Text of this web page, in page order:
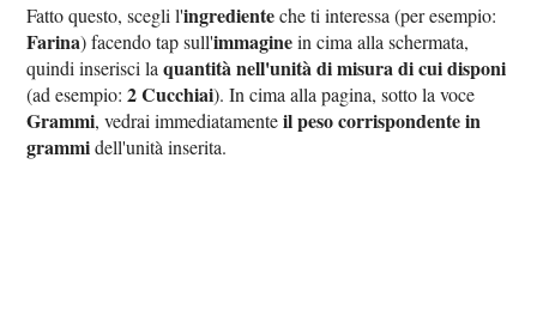
Fatto questo, scegli l'ingredienteche ti interessa (per esempio:
Farina) facendo tap sull'immaginein cima alla schermata,
quindi inserisci laquantità nell'unità di misura di cui disponi
(ad esempio:2 Cucchiai). In cima alla pagina, sotto la voce
Grammi, vedrai immediatamenteil peso corrispondente in
grammidell'unità inserita.